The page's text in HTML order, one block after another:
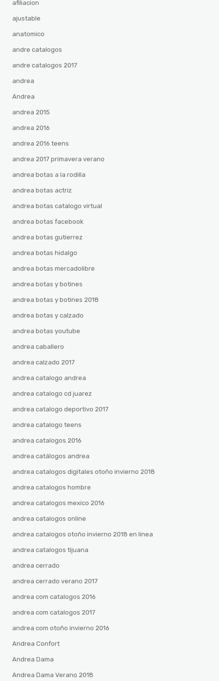
afiliacion
ajustable
anatomico
andre catalogos
andre catalogos 2017
andrea
Andrea
andrea 2015
andrea 2016
andrea 2016 teens
andrea 2017 primavera verano
andrea botas a la rodilla
andrea botas actriz
andrea botas catalogo virtual
andrea botas facebook
andrea botas gutierrez
andrea botas hidalgo
andrea botas mercadolibre
andrea botas y botines
andrea botas y botines 2018
andrea botas y calzado
andrea botas youtube
andrea caballero
andrea calzado 2017
andrea catalogo andrea
andrea catalogo cd juarez
andrea catalogo deportivo 2017
andrea catalogo teens
andrea catalogos 2016
andrea catálogos andrea
andrea catalogos digitales otoño invierno 2018
andrea catalogos hombre
andrea catalogos mexico 2016
andrea catalogos online
andrea catalogos otoño invierno 2018 en linea
andrea catalogos tijuana
andrea cerrado
andrea cerrado verano 2017
andrea com catalogos 2016
andrea com catalogos 2017
andrea com otoño invierno 2016
Andrea Confort
Andrea Dama
Andrea Dama Verano 2018